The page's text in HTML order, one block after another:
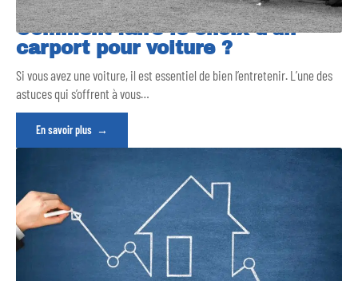
Comment faire le choix d’un
carport pour voiture ?
Si vous avez une voiture, il est essentiel de bien l’entretenir. L’une des
astuces qui s’offrent à vous…
En savoir plus